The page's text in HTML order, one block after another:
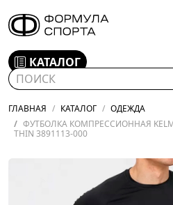
КАТАЛОГ
ГЛАВНАЯ КАТАЛОГ
ОДЕЖДА
ФУТБОЛКА КОМПРЕССИОННАЯ KELME
THIN 3891113-000